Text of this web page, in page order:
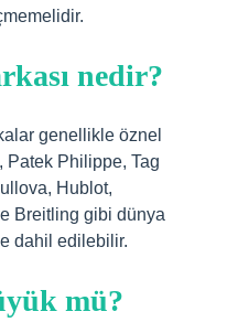
nedir?
genellikle öznel
Patek Philippe, Tag
Hublot,
Breitling gibi dünya
dahil edilebilir.
mü?